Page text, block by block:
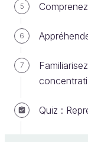
5
6
7
Quiz :